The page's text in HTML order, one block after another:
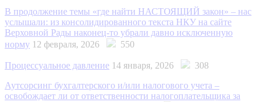
В продолжение темы «где найти НАСТОЯЩИЙ закон» – нас
услышали: из консолидированного текста НКУ на сайте
Верховной Рады наконец-то убрали давно исключенную
норму 12 февраля, 2026 550
Процессуальное давление 14 января, 2026
308
Аутсорсинг бухгалтерского и/или налогового учета –
освобождает ли от ответственности налогоплательщика за